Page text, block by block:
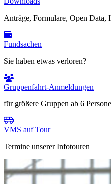
Anträge, Formulare, Open Data,
Fundsachen
Sie haben etwas verloren?
Gruppenfahrt-Anmeldungen
für größere Gruppen ab 6
VMS auf Tour
Termine unserer Infotouren